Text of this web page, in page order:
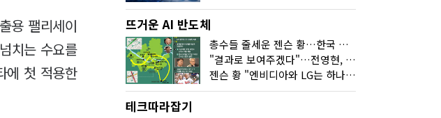
용 팰리세이
치는 수요를
에 첫 적용한
뜨거운 AI 반도체
총수들 줄세운 젠슨 황…한국 산업계 새판 짰다
"결과로 보여주겠다"…전영현, 젠슨 황과 HBM5 논의
젠슨 황 "엔비디아와 LG는 하나의 거대한 팀"
테크따라잡기